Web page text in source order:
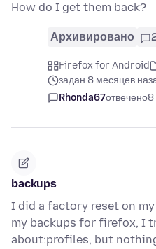
How do I get them back?
Архивировано
Firefox for Android
задан 8 месяцев
Rhonda67отвечено8
backups
I did a factory reset on
my backups for firefox, I
about:profiles, but